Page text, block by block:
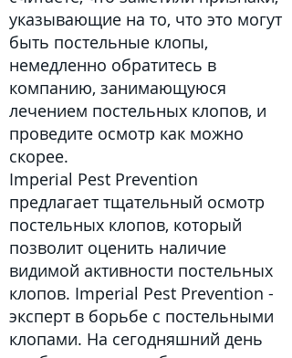
указывающие на то, что это могут
быть постельные клопы,
немедленно обратитесь в
компанию, занимающуюся
лечением постельных клопов, и
проведите осмотр как можно
скорее.
Imperial Pest Prevention
предлагает тщательный осмотр
постельных клопов, который
позволит оценить наличие
видимой активности постельных
клопов. Imperial Pest Prevention -
эксперт в борьбе с постельными
клопами. На сегодняшний день